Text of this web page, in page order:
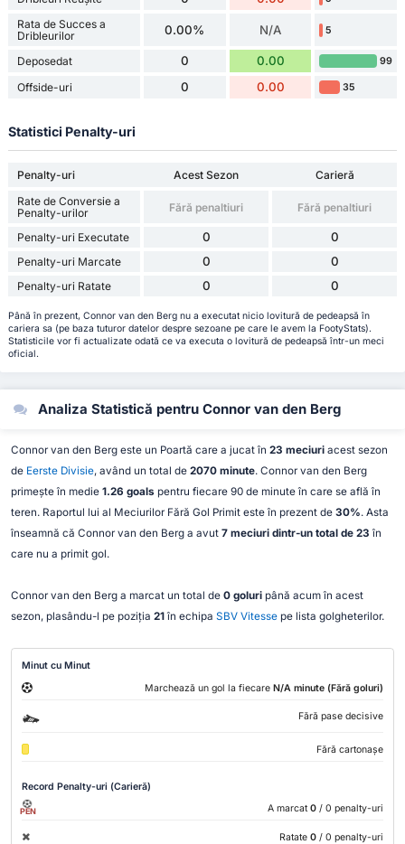
Rata de Succes a
Dribleurilor
0.00% N/A 5
Deposedat 0 0.00 99
Offside-uri 0 0.00 35
Statistici Penalty-uri
Penalty-uri Acest Sezon
Carieră
Rate de Conversie a
Penalty-urilor
Fără penaltiuri Fără penaltiuri
Penalty-uri Executate 0 0
Penalty-uri Marcate 0 0
Penalty-uri Ratate 0 0
Până în prezent, Connor van den Berg nu a executat nicio lovitură de pedeapsă în
cariera sa (pe baza tuturor datelor despre sezoane pe care le avem la FootyStats).
Statisticile vor fi actualizate odată ce va executa o lovitură de pedeapsă într-un meci
oficial.
Analiza Statistică pentru Connor van den Berg
Connor van den Berg este un Poartă care a jucat în 23 meciuriacest sezon
de Eerste Divisie, având un total de 2070 minute. Connor van den Berg
primește în medie 1.26 goals pentru fiecare 90 de minute în care se află în
teren. Raportul lui al Meciurilor Fără Gol Primit este în prezent de 30%. Asta
înseamnă că Connor van den Berg a avut 7 meciuri dintr-un total de 23 în
care nu a primit gol.
Connor van den Berg a marcat un total de 0 goluripână acum în acest
sezon, plasându-l pe poziția 21în echipa SBV Vitessepe lista golgheterilor.
Minut cu Minut
Marchează un gol la fiecare N/A minute (Fără goluri)
Fără pase decisive
Fără cartonașe
Record Penalty-uri (Carieră)
PEN A marcat 0 / 0 penalty-uri
Ratate 0 / 0 penalty-uri